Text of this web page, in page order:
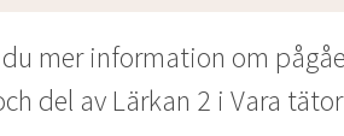
mer information om
del av Lärkan 2 i Vara